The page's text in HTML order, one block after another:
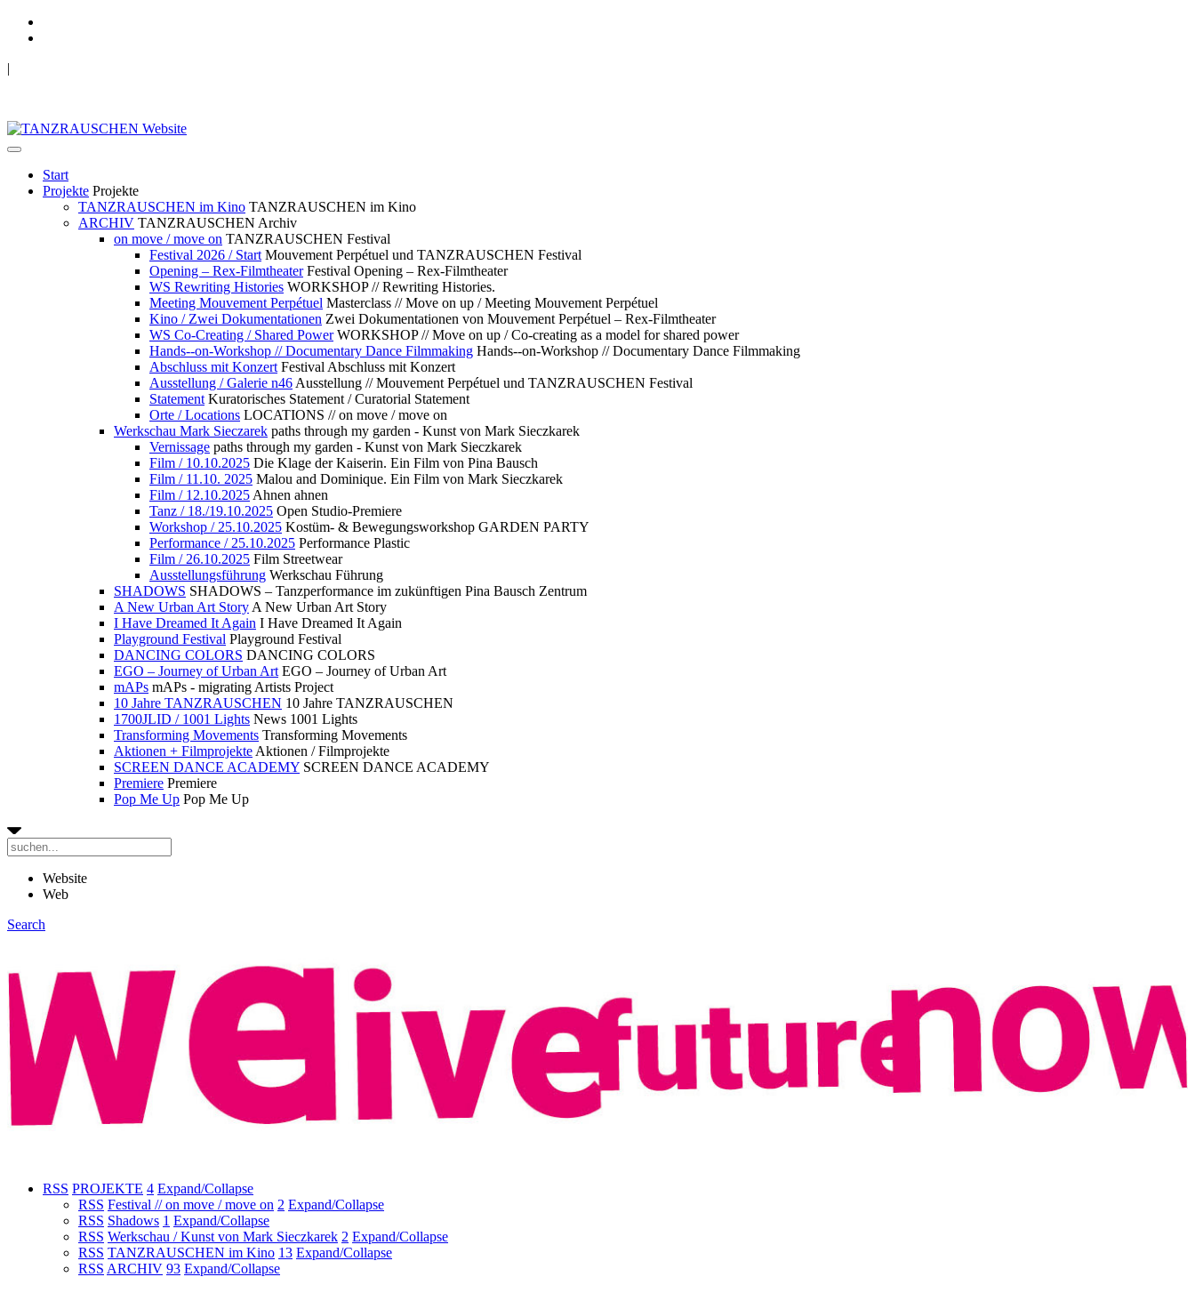
|
Start
Projekte Projekte
TANZRAUSCHEN im Kino TANZRAUSCHEN im Kino
ARCHIV TANZRAUSCHEN Archiv
on move / move on TANZRAUSCHEN Festival
Festival 2026 / Start Mouvement Perpétuel und TANZRAUSCHEN Festival
Opening – Rex-Filmtheater Festival Opening – Rex-Filmtheater
WS Rewriting Histories WORKSHOP // Rewriting Histories.
Meeting Mouvement Perpétuel Masterclass // Move on up / Meeting Mouvement Perpétuel
Kino / Zwei Dokumentationen Zwei Dokumentationen von Mouvement Perpétuel – Rex-Filmtheater
WS Co-Creating / Shared Power WORKSHOP // Move on up / Co-creating as a model for shared power
Hands--on-Workshop // Documentary Dance Filmmaking Hands--on-Workshop // Documentary Dance Filmmaking
Abschluss mit Konzert Festival Abschluss mit Konzert
Ausstellung / Galerie n46 Ausstellung // Mouvement Perpétuel und TANZRAUSCHEN Festival
Statement Kuratorisches Statement / Curatorial Statement
Orte / Locations LOCATIONS // on move / move on
Werkschau Mark Sieczarek paths through my garden - Kunst von Mark Sieczkarek
Vernissage paths through my garden - Kunst von Mark Sieczkarek
Film / 10.10.2025 Die Klage der Kaiserin. Ein Film von Pina Bausch
Film / 11.10. 2025 Malou and Dominique. Ein Film von Mark Sieczkarek
Film / 12.10.2025 Ahnen ahnen
Tanz / 18./19.10.2025 Open Studio-Premiere
Workshop / 25.10.2025 Kostüm- & Bewegungsworkshop GARDEN PARTY
Performance / 25.10.2025 Performance Plastic
Film / 26.10.2025 Film Streetwear
Ausstellungsführung Werkschau Führung
SHADOWS SHADOWS – Tanzperformance im zukünftigen Pina Bausch Zentrum
A New Urban Art Story A New Urban Art Story
I Have Dreamed It Again I Have Dreamed It Again
Playground Festival Playground Festival
DANCING COLORS DANCING COLORS
EGO – Journey of Urban Art EGO – Journey of Urban Art
mAPs mAPs - migrating Artists Project
10 Jahre TANZRAUSCHEN 10 Jahre TANZRAUSCHEN
1700JLID / 1001 Lights News 1001 Lights
Transforming Movements Transforming Movements
Aktionen + Filmprojekte Aktionen / Filmprojekte
SCREEN DANCE ACADEMY SCREEN DANCE ACADEMY
Premiere Premiere
Pop Me Up Pop Me Up
Website
Web
Search
RSS PROJEKTE 4 Expand/Collapse
RSS Festival // on move / move on 2 Expand/Collapse
RSS Shadows 1 Expand/Collapse
RSS Werkschau / Kunst von Mark Sieczkarek 2 Expand/Collapse
RSS TANZRAUSCHEN im Kino 13 Expand/Collapse
RSS ARCHIV 93 Expand/Collapse